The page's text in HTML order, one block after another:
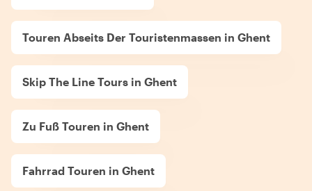
Touren Abseits Der Touristenmassen in Ghent
Skip The Line Tours in Ghent
Zu Fuß Touren in Ghent
Fahrrad Touren in Ghent